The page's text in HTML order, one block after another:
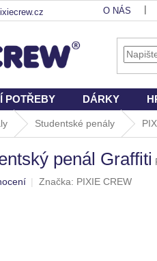
O NÁS
POTŘEBY DÁRKY
Studentské penály
penál Graffiti
Značka: PIXIE CREW